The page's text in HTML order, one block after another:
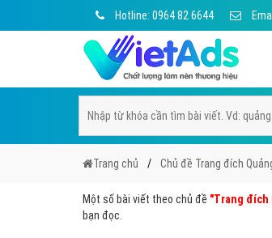
Hotline: 0964 82 6644
Trang chủ Chủ đề Trang đích
Một số bài viết theo chủ đề "Trang đích
bạn đọc.